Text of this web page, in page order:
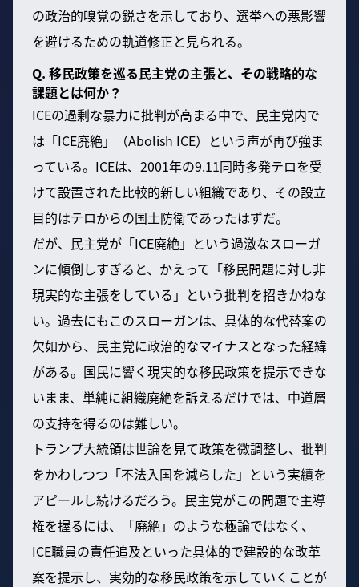
の政治的嗅覚の鋭さを示しており、選挙への悪影響
を避けるための軌道修正と見られる。
Q. 移民政策を巡る民主党の主張と、その戦略的な
課題とは何か？
ICEの過剰な暴力に批判が高まる中で、民主党内で
は「ICE廃絶」（Abolish ICE）という声が再び強ま
っている。ICEは、2001年の9.11同時多発テロを受
けて設置された比較的新しい組織であり、その設立
目的はテロからの国土防衛であったはずだ。
だが、民主党が「ICE廃絶」という過激なスローガ
ンに傾倒しすぎると、かえって「移民問題に対し非
現実的な主張をしている」という批判を招きかねな
い。過去にもこのスローガンは、具体的な代替案の
欠如から、民主党に政治的なマイナスとなった経緯
がある。国民に響く現実的な移民政策を提示できな
いまま、単純に組織廃絶を訴えるだけでは、中道層
の支持を得るのは難しい。
トランプ大統領は世論を見て政策を微調整し、批判
をかわしつつ「不法入国を減らした」という実績を
アピールし続けるだろう。民主党がこの問題で主導
権を握るには、「廃絶」のような極論ではなく、
ICE職員の責任追及といった具体的で建設的な改革
案を提示し、実効的な移民政策を示していくことが